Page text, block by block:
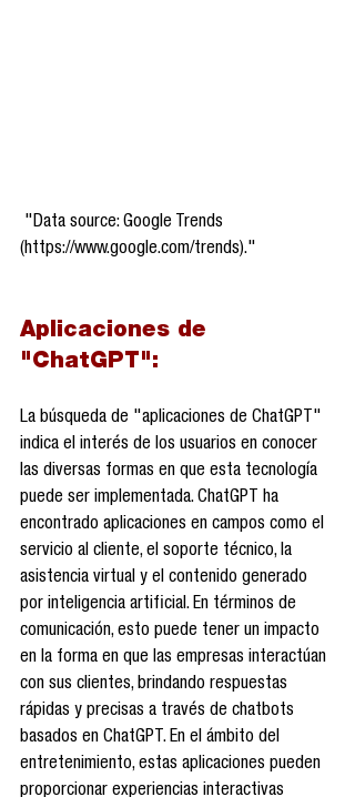
(https://www.google.com/trends)."
Aplicaciones de
"ChatGPT":
La búsqueda de "aplicaciones de ChatGPT"
indica el interés de los usuarios en conocer
las diversas formas en que esta tecnología
puede ser implementada. ChatGPT ha
encontrado aplicaciones en campos como el
servicio al cliente, el soporte técnico, la
asistencia virtual y el contenido generado
por inteligencia artificial. En términos de
comunicación, esto puede tener un impacto
en la forma en que las empresas interactúan
con sus clientes, brindando respuestas
rápidas y precisas a través de chatbots
basados en ChatGPT. En el ámbito del
entretenimiento, estas aplicaciones pueden
proporcionar experiencias interactivas